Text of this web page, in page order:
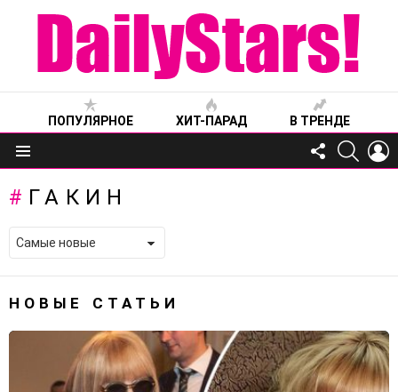
ПОПУЛЯРНОЕ ХИТ-ПАРАД В ТРЕНДЕ
Меню
FOLLOW
US
ГАКИН
НОВЫЕ СТАТЬИ